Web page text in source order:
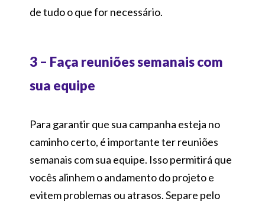
de tudo o que for necessário.
3 – Faça reuniões semanais com
sua equipe
Para garantir que sua campanha esteja no
caminho certo, é importante ter reuniões
semanais com sua equipe. Isso permitirá que
vocês alinhem o andamento do projeto e
evitem problemas ou atrasos. Separe pelo